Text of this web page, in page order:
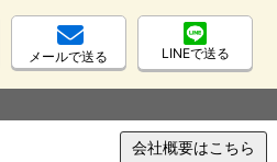
メールで送る LINEで送る
会社概要はこちら